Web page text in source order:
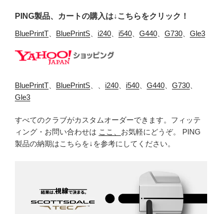
PING製品、カートの購入は↓こちらをクリック！
BluePrintT BluePrintS i240 i540 G440 G730 Gle3
BluePrintT BluePrintS i240 i540 G440 G730
Gle3
すべてのクラブがカスタムオーダーできます。フィッテ
ィング・お問い合わせは ここ、 お気軽にどうぞ。 PING
製品の納期はこちらを↓を参考にしてください。